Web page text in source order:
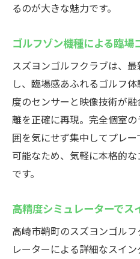
るのが大きな魅力です。
ゴルフゾン機種による臨場
スズヨンゴルフクラブは、
し、臨場感あふれるゴルフ
度のセンサーと映像技術が
離を正確に再現。完全個室
囲を気にせず集中してプレ
可能なため、気軽に本格的
です。
高精度シミュレーターでス
高崎市鞘町のスズヨンゴル
レーターによる詳細なスイン